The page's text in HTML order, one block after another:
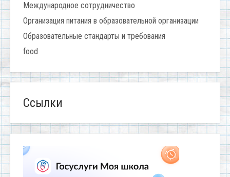
Международное сотрудничество
Организация питания в образовательной организации
Образовательные стандарты и требования
food
Ссылки